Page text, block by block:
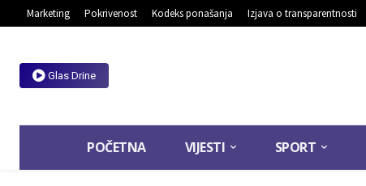
Marketing Pokrivenost Kodeks ponašanja Izjava o transparentnosti
Glas Drine
POČETNA VIJESTI SPORT